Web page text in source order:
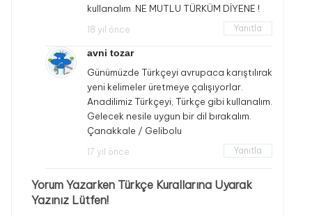
kullanalım .NE MUTLU TÜRKÜM DİYENE !
18 yıl önce Yanıtla
avni tozar
Günümüzde Türkçeyi avrupaca karıştılırak
yeni kelimeler üretmeye çalışıyorlar.
Anadilimiz Türkçeyi, Türkçe gibi kullanalım.
Gelecek nesile uygun bir dil bırakalım.
Çanakkale / Gelibolu
17 yıl önce Yanıtla
Yorum Yazarken Türkçe Kurallarına Uyarak
Yazınız Lütfen!